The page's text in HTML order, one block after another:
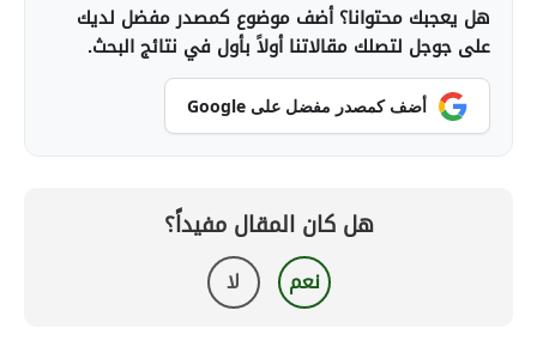
هل يعجبك محتوانا؟ أضف موضوع كمصدر مفضل لديك
على جوجل لتصلك مقالاتنا أولاً بأول في نتائج البحث.
أضف كمصدر مفضل على Google
هل كان المقال مفيداً؟
نعم لا